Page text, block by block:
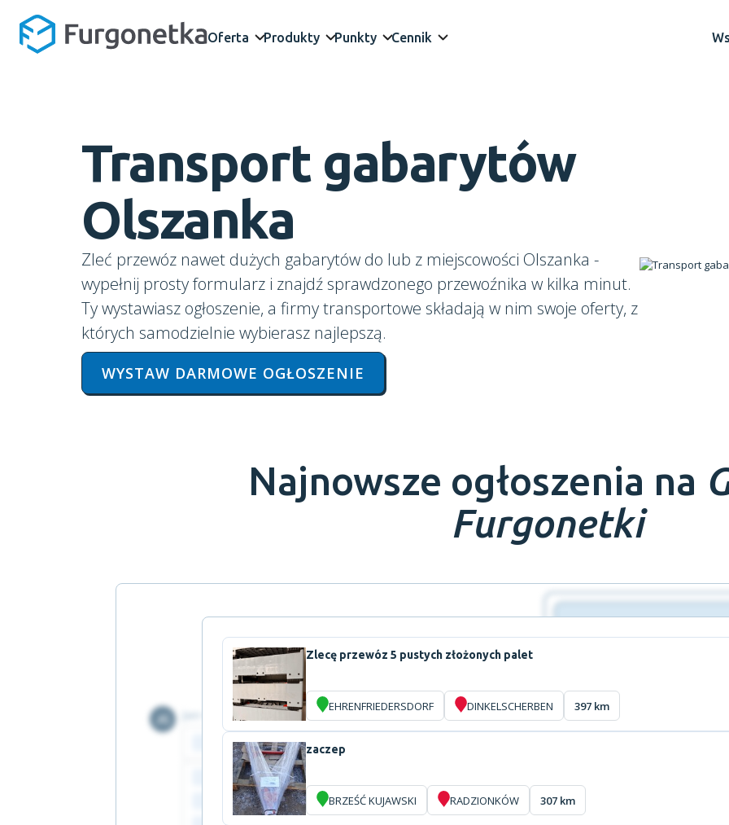
Oferta Produkty Punkty Cennik
Transport gabarytów
Olszanka
Zleć przewóz nawet dużych gabarytów do lub z miejscowości Olszanka -
wypełnij prosty formularz i znajdź sprawdzonego przewoźnika w kilka minut.
Ty wystawiasz ogłoszenie, a firmy transportowe składają w nim swoje oferty, z
których samodzielnie wybierasz najlepszą.
WYSTAW DARMOWE OGŁOSZENIE
Najnowsze ogłoszenia na
Furgonetki
Zlecę przewóz 5 pustych złożonych palet
EHRENFRIEDERSDORF DINKELSCHERBEN 397 km
zaczep
BRZEŚĆ KUJAWSKI RADZIONKÓW 307 km